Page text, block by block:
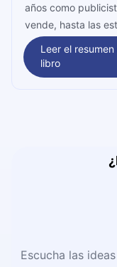
años como
vende, hasta las
un publicista o una
garantizar impacto
Leer el resumen
libro
Escucha las